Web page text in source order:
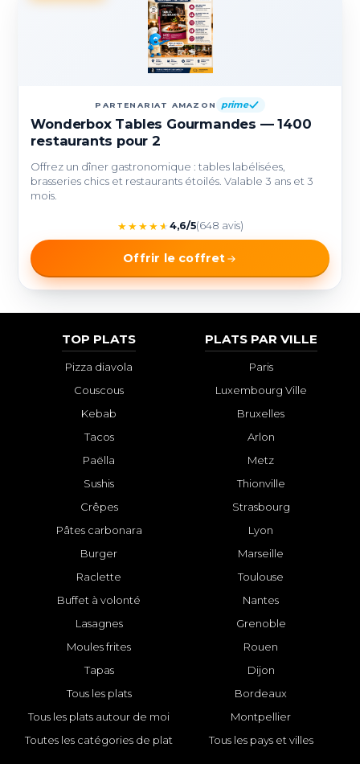
PARTENARIAT AMAZON prime
Wonderbox Tables Gourmandes — 1400
restaurants pour 2
Offrez un dîner gastronomique : tables labélisées,
brasseries chics et restaurants étoilés. Valable 3 ans et 3
mois.
★★★★★ 4,6/5(648 avis)
Offrir le coffret
TOP PLATS
Pizza diavola
Couscous
Kebab
Tacos
Paëlla
Sushis
Crêpes
Pâtes carbonara
Burger
Raclette
Buffet à volonté
Lasagnes
Moules frites
Tapas
Tous les plats
Tous les plats autour de moi
Toutes les catégories de plat
PLATS PAR VILLE
Paris
Luxembourg Ville
Bruxelles
Arlon
Metz
Thionville
Strasbourg
Lyon
Marseille
Toulouse
Nantes
Grenoble
Rouen
Dijon
Bordeaux
Montpellier
Tous les pays et villes